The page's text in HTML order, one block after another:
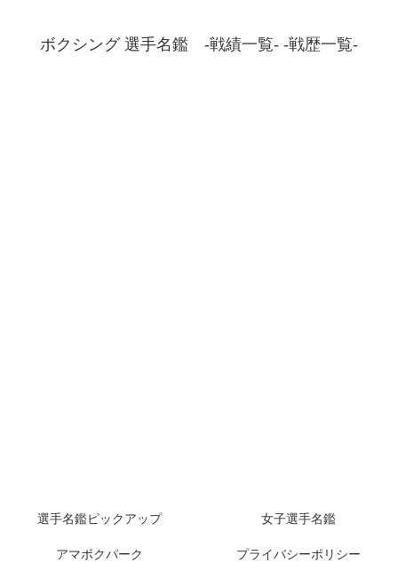
ボクシング 選手名鑑 -戦績一覧- -戦歴一覧-
選手名鑑ピックアップ 女子選手名鑑
アマボクパーク プライバシーポリシー